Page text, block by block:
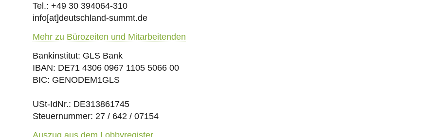
Tel.: +49 30 394064-310
info[at]deutschland-summt.de
Mehr zu Bürozeiten und Mitarbeitenden
Bankinstitut: GLS Bank
IBAN: DE71 4306 0967 1105 5066 00
BIC: GENODEM1GLS
USt-IdNr.: DE313861745
Steuernummer: 27 / 642 / 07154
Auszug aus dem Lobbyregister